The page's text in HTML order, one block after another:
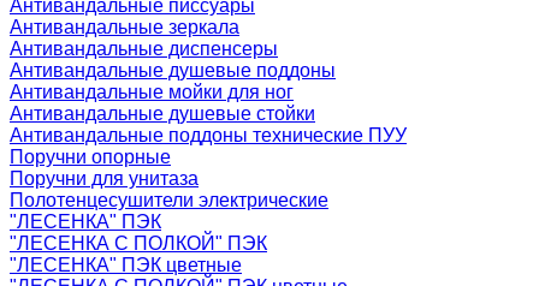
Антивандальные писсуары
Антивандальные зеркала
Антивандальные диспенсеры
Антивандальные душевые поддоны
Антивандальные мойки для ног
Антивандальные душевые стойки
Антивандальные поддоны технические ПУУ
Поручни опорные
Поручни для унитаза
Полотенцесушители электрические
"ЛЕСЕНКА" ПЭК
"ЛЕСЕНКА С ПОЛКОЙ" ПЭК
"ЛЕСЕНКА" ПЭК цветные